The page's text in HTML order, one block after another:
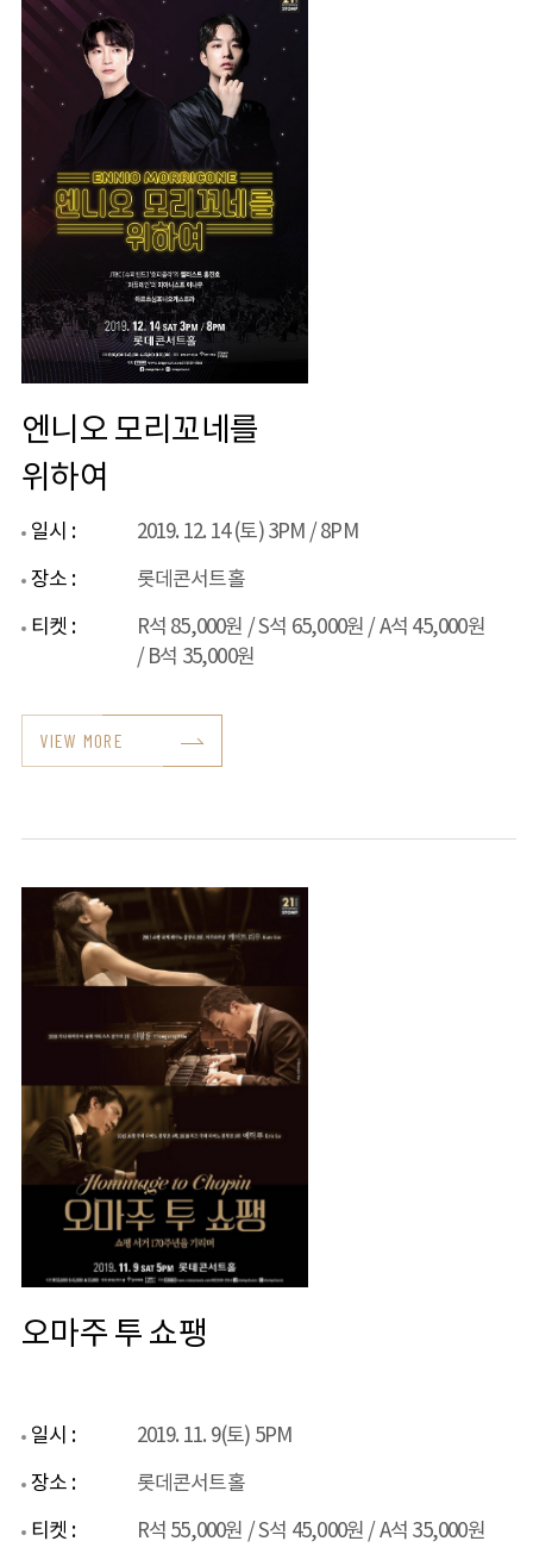
엔니오 모리꼬네를
위하여
일시 :
2019. 12. 14 (토) 3PM / 8PM
장소 :
롯데콘서트홀
티켓 :
R석 85,000원 / S석 65,000원 / A석 45,000원
/ B석 35,000원
VIEW MORE
오마주 투 쇼팽
일시 :
2019. 11. 9(토) 5PM
장소 :
롯데콘서트홀
티켓 :
R석 55,000원 / S석 45,000원 / A석 35,000원